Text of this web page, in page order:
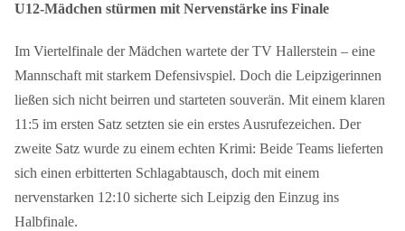
U12-Mädchen stürmen mit Nervenstärke ins Finale
Im Viertelfinale der Mädchen wartete der TV Hallerstein – eine
Mannschaft mit starkem Defensivspiel. Doch die Leipzigerinnen
ließen sich nicht beirren und starteten souverän. Mit einem klaren
11:5 im ersten Satz setzten sie ein erstes Ausrufezeichen. Der
zweite Satz wurde zu einem echten Krimi: Beide Teams lieferten
sich einen erbitterten Schlagabtausch, doch mit einem
nervenstarken 12:10 sicherte sich Leipzig den Einzug ins
Halbfinale.